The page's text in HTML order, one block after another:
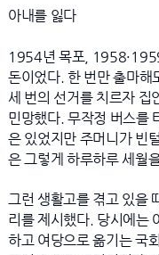
아내를 잃다
1954년 목포,
돈이었다. 한 번만 출마해
세 번의 선거를 치르자 집
민망했다. 무작정 버스를
은 있었지만 주머니가 빈
은 그렇게 하루하루 세월
그런 생활고를 겪고 있을
리를 제시했다. 당시에는
하고 여당으로 옮기는 국